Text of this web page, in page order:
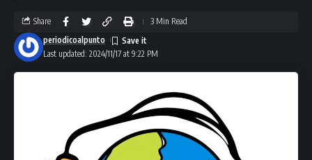
Last updated: 2024/11/17 at 9:22 PM
periodicoalpunto
Share 3 Min Read